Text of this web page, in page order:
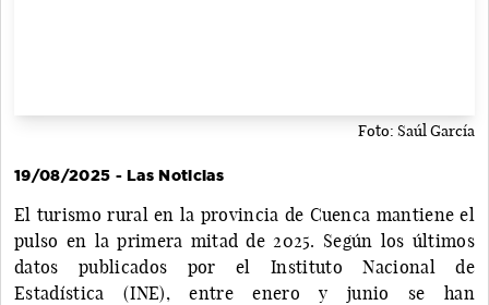
Foto: Saúl García
19/08/2025 - Las Noticias
El turismo rural en la provincia de Cuenca mantiene el
pulso en la primera mitad de 2025. Según los últimos
datos publicados por el Instituto Nacional de
Estadística (INE), entre enero y junio se han